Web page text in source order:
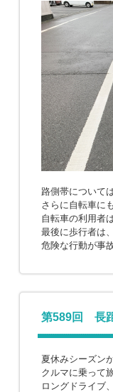
路側帯について
さらに自転車に
自転車の利用者
最後に歩行者は
危険な行動が事
第589回 長
夏休みシーズン
クルマに乗って
ロングドライブ